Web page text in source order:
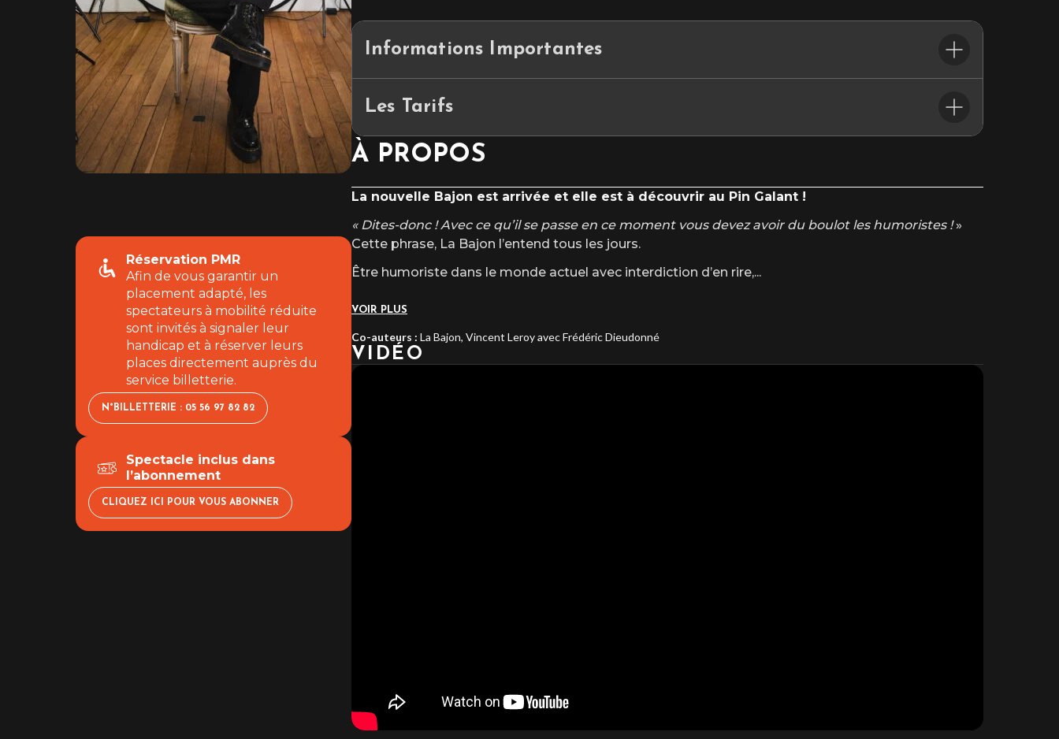
Réservation PMR
Afin de vous garantir un
placement adapté, les
spectateurs à mobilité réduite
sont invités à signaler leur
handicap et à réserver leurs
places directement auprès du
service billetterie.
N°BILLETTERIE : 05 56 97 82 82
Spectacle inclus dans
l’abonnement
CLIQUEZ ICI POUR VOUS ABONNER
Informations Importantes
Les Tarifs
Privilège : 34€
Cat. 1 : 40€ / 37€
Cat. 2 : 37€ / 34€
INFOS TARIFS
À PROPOS
La nouvelle Bajon est arrivée et elle est à découvrir au Pin Galant !
« Dites-donc ! Avec ce qu’il se passe en ce moment vous devez avoir du boulot les humoristes !»
Cette phrase, La Bajon l’entend tous les jours.
Être humoriste dans le monde actuel avec interdiction d’en rire,...
VOIR PLUS
Co-auteurs : La Bajon, Vincent Leroy avec Frédéric Dieudonné
VIDÉO